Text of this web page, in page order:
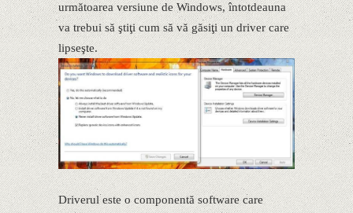
următoarea versiune de Windows, întotdeauna
va trebui să ştiţi cum să vă găsiţi un driver care
lipseşte.
Driverul este o componentă software care